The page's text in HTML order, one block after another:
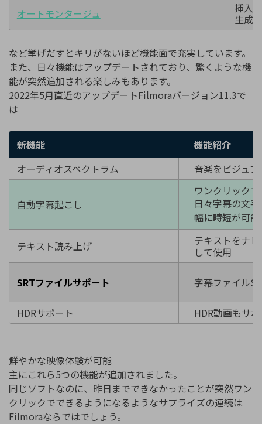
オートモンタージュ
挿入
生成
など挙げだすとキリがないほど機能面で充実しています。
また、日々機能はアップデートされており、驚くような機
能が突然追加される楽しみもあります。
2022年5月直近のアップデートFilmoraバージョン11.3で
は
新機能
機能紹介
オーディオスペクトラム
音楽をビジュ
自動字幕起こし
ワンクリック
日々字幕の文
幅に時短が可能
テキスト読み上げ
テキストをナ
して使用
SRTファイルサポート 字幕ファイル
HDRサポート HDR動画もサ
鮮やかな映像体験が可能
主にこれら5つの機能が追加されました。
同じソフトなのに、昨日までできなかったことが突然ワン
クリックでできるようになるようなサプライズの連続は
Filmoraならではでしょう。